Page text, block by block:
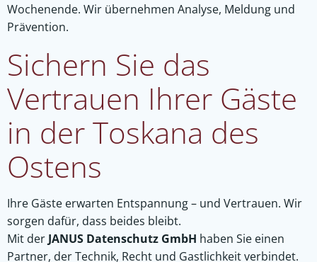
Wochenende. Wir übernehmen Analyse, Meldung und
Prävention.
Sichern Sie das
Vertrauen Ihrer Gäste
in der Toskana des
Ostens
Ihre Gäste erwarten Entspannung – und Vertrauen. Wir
sorgen dafür, dass beides bleibt.
Mit der JANUS Datenschutz GmbH haben Sie einen
Partner, der Technik, Recht und Gastlichkeit verbindet.